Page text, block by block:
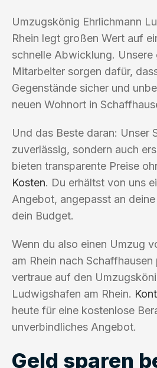
Umzugskönig Ehrlichmann
Rhein legt großen Wert auf
schnelle Abwicklung. Unsere
Mitarbeiter sorgen dafür,
Gegenstände sicher und
neuen Wohnort in
Und das Beste daran: Unser
zuverlässig, sondern auch
bieten transparente Preise
Kosten. Du erhältst von uns
Angebot, angepasst an
dein Budget.
Wenn du also einen Umzug
am Rhein nach Schaffhausen
vertraue auf den
Ludwigshafen am Rhein.
heute für eine kostenlose
unverbindliches Angebot.
Geld sparen